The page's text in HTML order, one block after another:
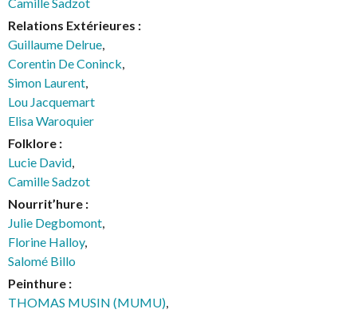
Relations Extérieures :
Guillaume Delrue,
Corentin De Coninck,
Simon Laurent,
Lou Jacquemart
Elisa Waroquier
Folklore :
Lucie David,
Camille Sadzot
Nourrit’hure :
Julie Degbomont,
Florine Halloy,
Salomé Billo
Peinthure :
THOMAS MUSIN (MUMU),